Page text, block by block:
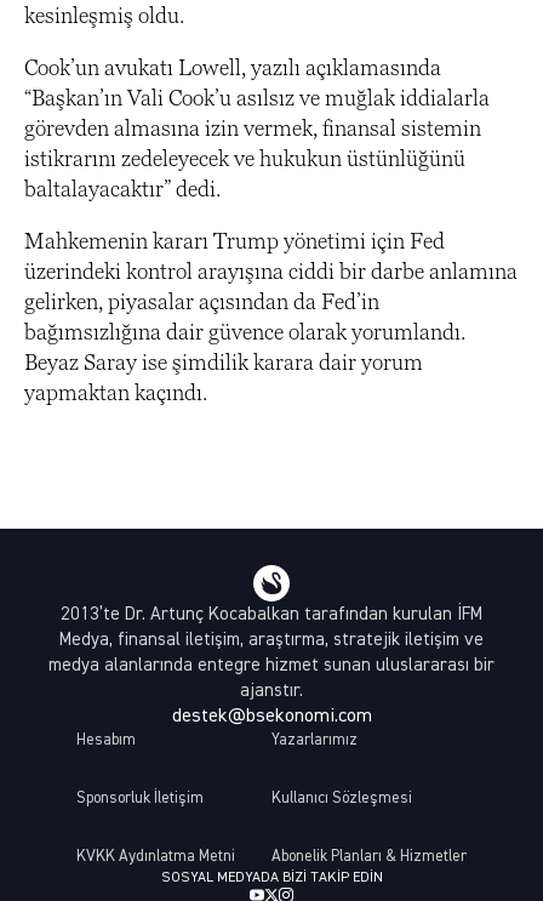
kesinleşmiş oldu.
Cook’un avukatı Lowell, yazılı açıklamasında
“Başkan’ın Vali Cook’u asılsız ve muğlak iddialarla
görevden almasına izin vermek, finansal sistemin
istikrarını zedeleyecek ve hukukun üstünlüğünü
baltalayacaktır” dedi.
Mahkemenin kararı Trump yönetimi için Fed
üzerindeki kontrol arayışına ciddi bir darbe anlamına
gelirken, piyasalar açısından da Fed’in
bağımsızlığına dair güvence olarak yorumlandı.
Beyaz Saray ise şimdilik karara dair yorum
yapmaktan kaçındı.
2013’te Dr. Artunç Kocabalkan tarafından kurulan İFM
Medya, finansal iletişim, araştırma, stratejik iletişim ve
medya alanlarında entegre hizmet sunan uluslararası bir
ajanstır.
destek@bsekonomi.com
Hesabım Yazarlarımız
Sponsorluk İletişim Kullanıcı Sözleşmesi
KVKK Aydınlatma Metni Abonelik Planları & Hizmetler
SOSYAL MEDYADA BIZI TAKIP EDIN